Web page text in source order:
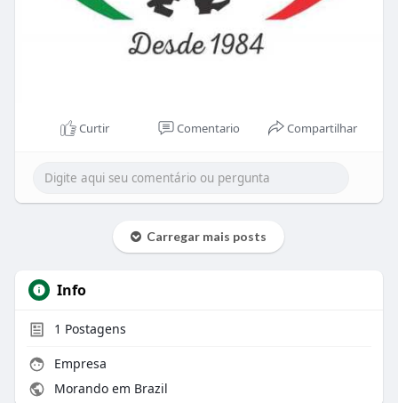
Curtir Comentario Compartilhar
Carregar mais posts
Info
1 Postagens
Empresa
Morando em Brazil